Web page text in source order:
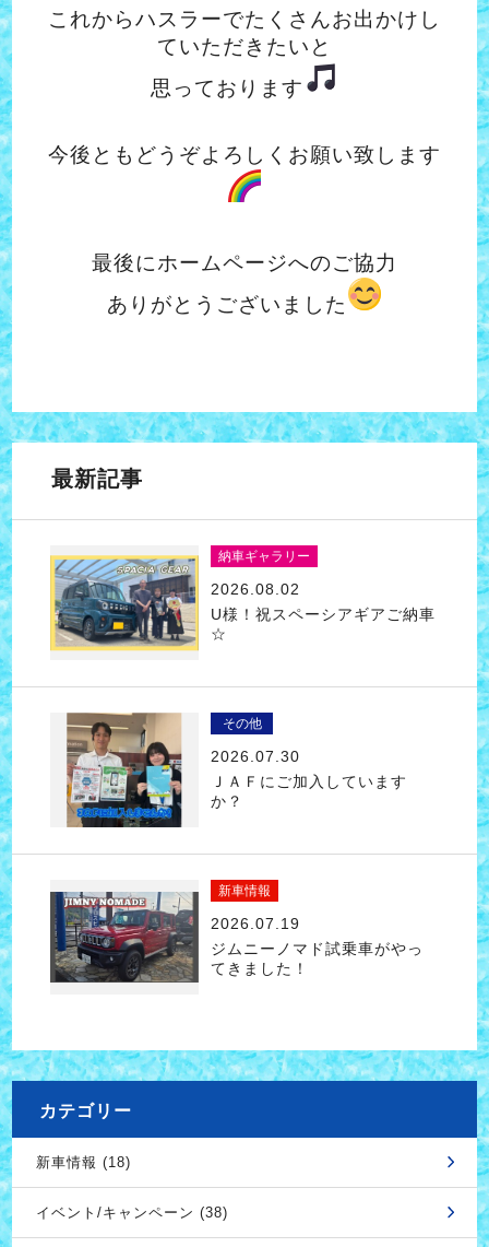
これからハスラーでたくさんお出かけし
ていただきたいと
思っております
今後ともどうぞよろしくお願い致します
最後にホームページへのご協力
ありがとうございました
最新記事
納車ギャラリー
2026.08.02
U様！祝スペーシアギアご納車
☆
その他
2026.07.30
ＪＡＦにご加入しています
か？
新車情報
2026.07.19
ジムニーノマド試乗車がやっ
てきました！
カテゴリー
新車情報 (18)
イベント/キャンペーン (38)